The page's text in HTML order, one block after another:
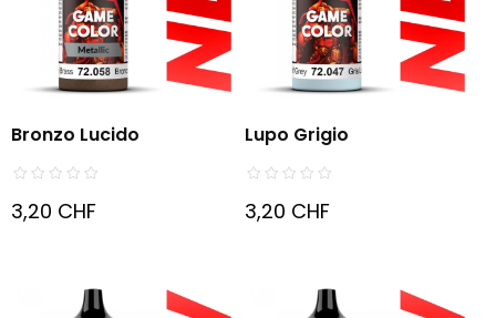
Bronzo Lucido
3,20 CHF
Lupo Grigio
3,20 CHF